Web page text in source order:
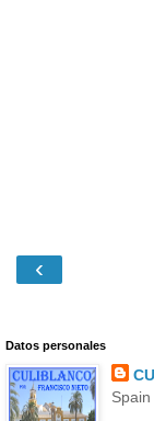
‹
Datos personales
Spain